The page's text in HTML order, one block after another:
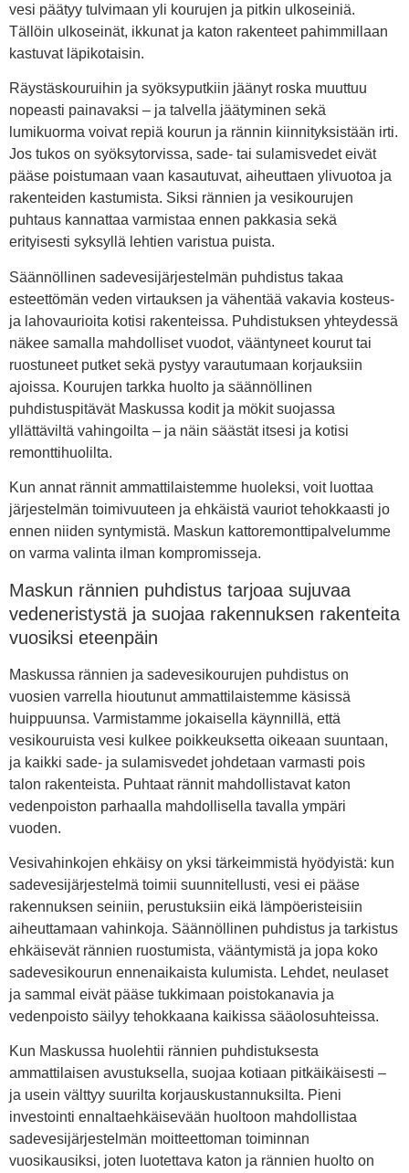
vesi päätyy tulvimaan yli kourujen ja pitkin ulkoseiniä.
Tällöin ulkoseinät, ikkunat ja katon rakenteet pahimmillaan
kastuvat läpikotaisin.
Räystäskouruihin ja syöksyputkiin jäänyt roska muuttuu
nopeasti painavaksi – ja talvella jäätyminen sekä
lumikuorma voivat repiä kourun ja rännin kiinnityksistään irti.
Jos tukos on syöksytorvissa, sade- tai sulamisvedet eivät
pääse poistumaan vaan kasautuvat, aiheuttaen ylivuotoa ja
rakenteiden kastumista. Siksi rännien ja vesikourujen
puhtaus kannattaa varmistaa ennen pakkasia sekä
erityisesti syksyllä lehtien varistua puista.
Säännöllinen sadevesijärjestelmän puhdistus takaa
esteettömän veden virtauksen ja vähentää vakavia kosteus-
ja lahovaurioita kotisi rakenteissa. Puhdistuksen yhteydessä
näkee samalla mahdolliset vuodot, vääntyneet kourut tai
ruostuneet putket sekä pystyy varautumaan korjauksiin
ajoissa. Kourujen tarkka huolto ja säännöllinen
puhdistuspitävät Maskussa kodit ja mökit suojassa
yllättäviltä vahingoilta – ja näin säästät itsesi ja kotisi
remonttihuolilta.
Kun annat rännit ammattilaistemme huoleksi, voit luottaa
järjestelmän toimivuuteen ja ehkäistä vauriot tehokkaasti jo
ennen niiden syntymistä. Maskun kattoremonttipalvelumme
on varma valinta ilman kompromisseja.
Maskun rännien puhdistus tarjoaa sujuvaa
vedeneristystä ja suojaa rakennuksen rakenteita
vuosiksi eteenpäin
Maskussa rännien ja sadevesikourujen puhdistus on
vuosien varrella hioutunut ammattilaistemme käsissä
huippuunsa. Varmistamme jokaisella käynnillä, että
vesikouruista vesi kulkee poikkeuksetta oikeaan suuntaan,
ja kaikki sade- ja sulamisvedet johdetaan varmasti pois
talon rakenteista. Puhtaat rännit mahdollistavat katon
vedenpoiston parhaalla mahdollisella tavalla ympäri
vuoden.
Vesivahinkojen ehkäisy on yksi tärkeimmistä hyödyistä: kun
sadevesijärjestelmä toimii suunnitellusti, vesi ei pääse
rakennuksen seiniin, perustuksiin eikä lämpöeristeisiin
aiheuttamaan vahinkoja. Säännöllinen puhdistus ja tarkistus
ehkäisevät rännien ruostumista, vääntymistä ja jopa koko
sadevesikourun ennenaikaista kulumista. Lehdet, neulaset
ja sammal eivät pääse tukkimaan poistokanavia ja
vedenpoisto säilyy tehokkaana kaikissa sääolosuhteissa.
Kun Maskussa huolehtii rännien puhdistuksesta
ammattilaisen avustuksella, suojaa kotiaan pitkäikäisesti –
ja usein välttyy suurilta korjauskustannuksilta. Pieni
investointi ennaltaehkäisevään huoltoon mahdollistaa
sadevesijärjestelmän moitteettoman toiminnan
vuosikausiksi, joten luotettava katon ja rännien huolto on